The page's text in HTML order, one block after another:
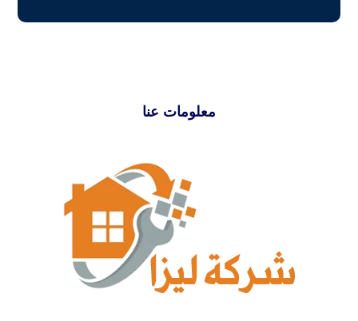
معلومات عنا